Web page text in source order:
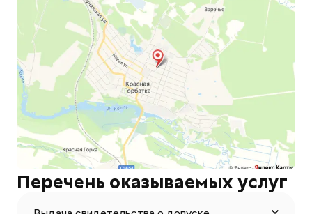
Перечень оказываемых услуг